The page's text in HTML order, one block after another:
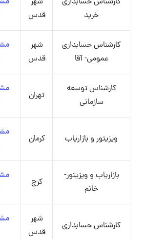
خرید
قدس
کارشناس حسابداری
عمومی- آقا
شهر
قدس
کارشناس توسعه
سازمانی
تهران
ویزیتور و بازاریاب کرمان
بازاریاب و ویزیتور-
خانم
کرج
کارشناس حسابداری
شهر
قدس